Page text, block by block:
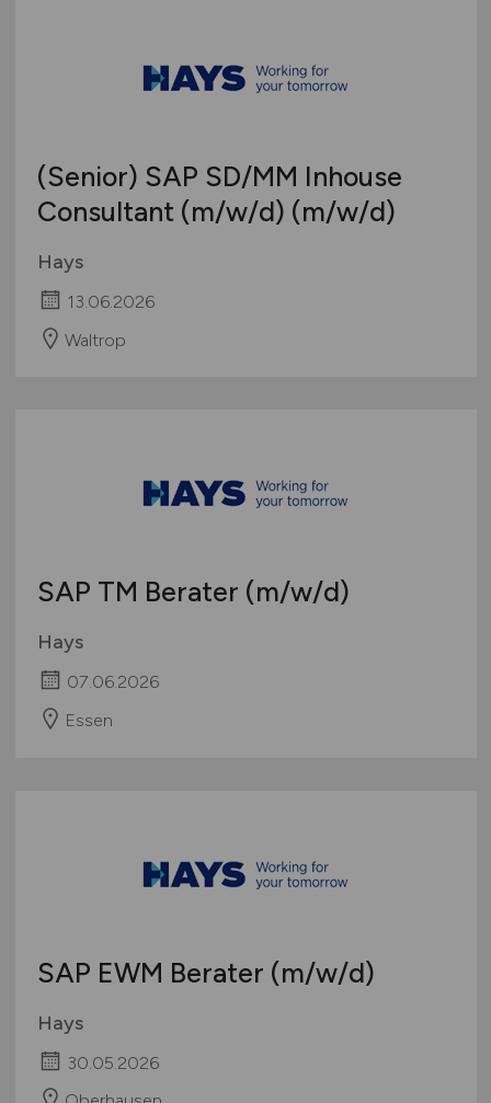
(Senior) SAP SD/MM Inhouse
Consultant (m/w/d) (m/w/d)
Hays
13.06.2026
Waltrop
SAP TM Berater (m/w/d)
Hays
07.06.2026
Essen
SAP EWM Berater (m/w/d)
Hays
30.05.2026